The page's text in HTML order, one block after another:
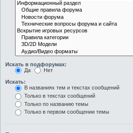
Искать в подфорумах:
Да
Нет
Искать:
В названиях тем и текстах сообщений
Только в текстах сообщений
Только по названию темы
Только в первом сообщении темы